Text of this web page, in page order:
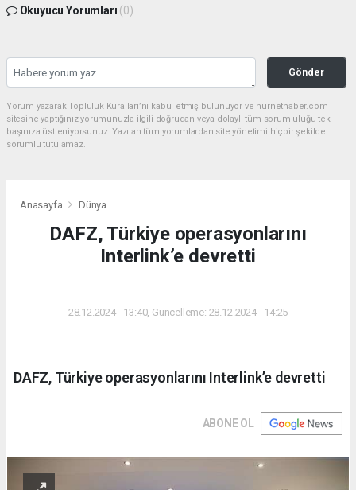
Okuyucu Yorumları (0)
Gönder
Yorum yazarak Topluluk Kuralları’nı kabul etmiş bulunuyor ve hurnethaber.com
sitesine yaptığınız yorumunuzla ilgili doğrudan veya dolaylı tüm sorumluluğu tek
başınıza üstleniyorsunuz. Yazılan tüm yorumlardan site yönetimi hiçbir şekilde
sorumlu tutulamaz.
Anasayfa Dünya
DAFZ, Türkiye operasyonlarını
Interlink’e devretti
28.12.2024 - 13:40, Güncelleme: 28.12.2024 - 14:25
DAFZ, Türkiye operasyonlarını Interlink’e devretti
ABONE OL